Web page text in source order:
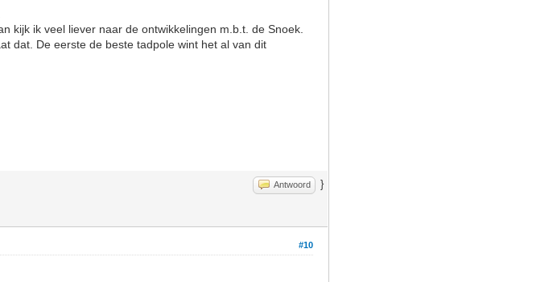
kijk ik veel liever naar de ontwikkelingen m.b.t. de Snoek.
dat. De eerste de beste tadpole wint het al van dit
Antwoord }
#10